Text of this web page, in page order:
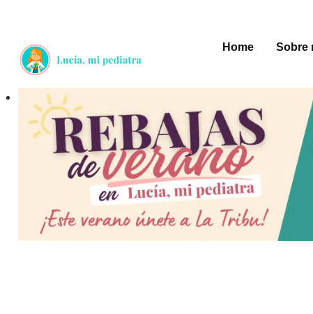
contenido
Home Sobre